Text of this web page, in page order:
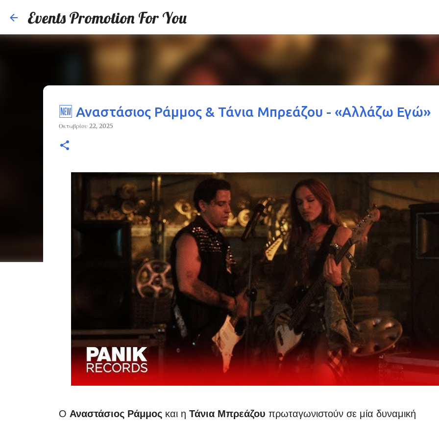
Events Promotion For You
🆕 Αναστάσιος Ράμμος & Τάνια Μπρεάζου - «Αλλάζω Εγώ»
Οκτωβρίου 22, 2025
Ο Αναστάσιος Ράμμοςκαι η Τάνια Μπρεάζου πρωταγωνιστούν σε μία δυναμική